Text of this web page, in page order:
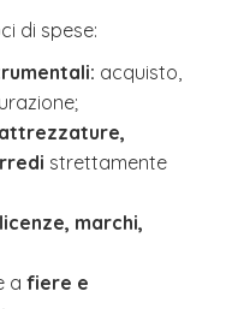
di spese:
acquisto,
strettamente
marchi,
a fiere e